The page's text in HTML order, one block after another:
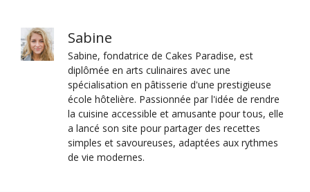
Sabine
Sabine, fondatrice de Cakes Paradise, est
diplômée en arts culinaires avec une
spécialisation en pâtisserie d'une prestigieuse
école hôtelière. Passionnée par l'idée de rendre
la cuisine accessible et amusante pour tous, elle
a lancé son site pour partager des recettes
simples et savoureuses, adaptées aux rythmes
de vie modernes.